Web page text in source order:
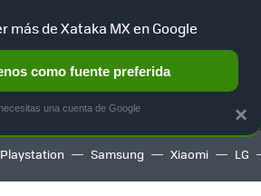
HOME AUTO TERRITORIO
Playstation Samsung Xiaomi LG
×
más de Xataka MX en Google
como fuente preferida
una cuenta de Google